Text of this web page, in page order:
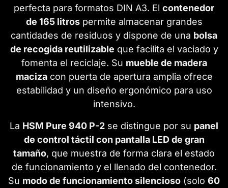
perfecta para formatos DIN A3. El contenedor
de 165 litrospermite almacenar grandes
cantidades de residuos y dispone de una bolsa
de recogida reutilizable que facilita el vaciado y
fomenta el reciclaje. Su mueble de madera
macizacon puerta de apertura amplia ofrece
estabilidad y un diseño ergonómico para uso
intensivo.
La HSM Pure 940 P-2 se distingue por su panel
de control táctil con pantalla LED de gran
tamaño, que muestra de forma clara el estado
de funcionamiento y el llenado del contenedor.
Su modo de funcionamiento silencioso (solo 60